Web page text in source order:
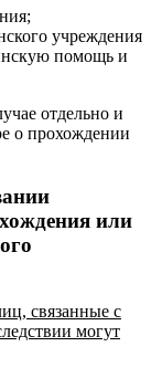
учреждения
помощь и
отдельно и
о прохождении
или
связанные с
могут